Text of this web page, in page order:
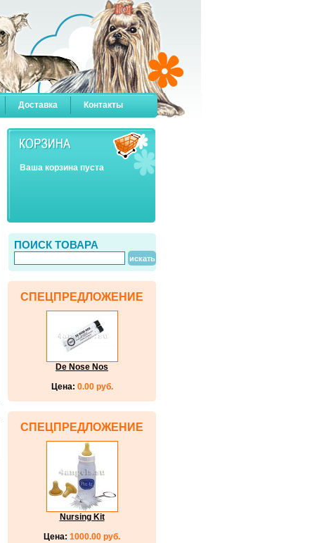
Доставка Контакты
Ваша корзина пуста
ПОИСК ТОВАРА
СПЕЦПРЕДЛОЖЕНИЕ
De Nose Nos
Цена: 0.00 руб.
СПЕЦПРЕДЛОЖЕНИЕ
Nursing Kit
Цена: 1000.00 руб.